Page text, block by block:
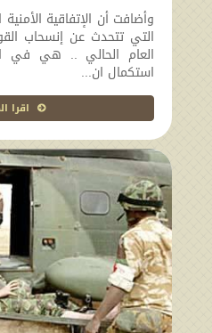
التي تتحدث عن إنسحاب
العام الحالي .. هي في
استكمال ان...
اقرا